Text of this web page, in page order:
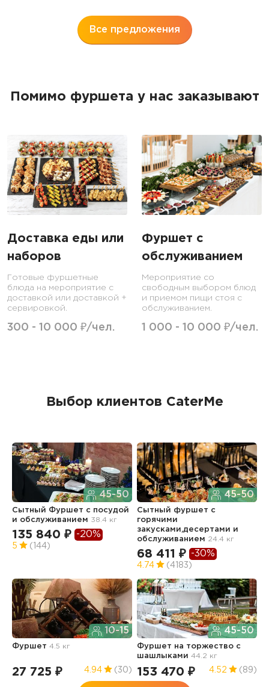
Все предложения
Помимо фуршета у нас заказывают
Доставка еды или
наборов
Готовые фуршетные
блюда на мероприятие с
доставкой или доставкой +
сервировкой.
300 - 10 000 ₽/чел.
Фуршет с
обслуживанием
Мероприятие со
свободным выбором блюд
и приемом пищи стоя с
обслуживанием.
1 000 - 10 000 ₽/чел.
Выбор клиентов CaterMe
45-50
Сытный Фуршет с посудой
и обслуживанием 38.4 кг
135 840 ₽ -20%
5 (144)
45-50
Сытный фуршет с
горячими
закусками,десертами и
обслуживанием 24.4 кг
68 411 ₽ -30%
4.74 (4183)
10-15
Фуршет4.5 кг
27 725 ₽ 4.94 (30)
45-50
Фуршет на торжество с
шашлыками44.2 кг
153 470 ₽ 4.52 (89)